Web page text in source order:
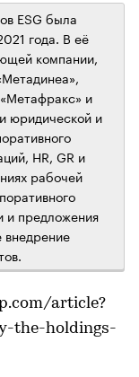
ESG была
года. В её
компании,
и
юридической и
HR, GR и
рабочей
и предложения
внедрение
article?
the-holdings-